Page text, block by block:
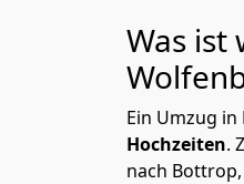
Was ist
Ein Umzug
Hochzeiten.
nach